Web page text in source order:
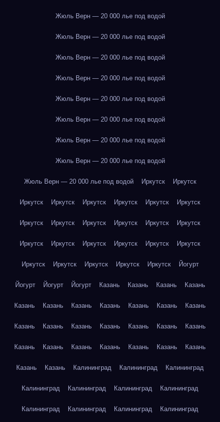
Жюль Верн — 20 000 лье под водой
Жюль Верн — 20 000 лье под водой
Жюль Верн — 20 000 лье под водой
Жюль Верн — 20 000 лье под водой
Жюль Верн — 20 000 лье под водой
Жюль Верн — 20 000 лье под водой
Жюль Верн — 20 000 лье под водой
Жюль Верн — 20 000 лье под водой
Жюль Верн — 20 000 лье под водой Иркутск Иркутск
Иркутск Иркутск Иркутск Иркутск Иркутск Иркутск
Иркутск Иркутск Иркутск Иркутск Иркутск Иркутск
Иркутск Иркутск Иркутск Иркутск Иркутск Иркутск
Иркутск Иркутск Иркутск Иркутск Иркутск Йогурт
Йогурт Йогурт Йогурт Казань Казань Казань Казань
Казань Казань Казань Казань Казань Казань Казань
Казань Казань Казань Казань Казань Казань Казань
Казань Казань Казань Казань Казань Казань Казань
Казань Казань Калининград Калининград Калининград
Калининград Калининград Калининград Калининград
Калининград Калининград Калининград Калининград